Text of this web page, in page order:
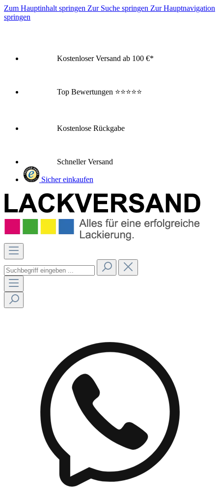
Zum Hauptinhalt springen Zur Suche springen Zur Hauptnavigation
springen
Kostenloser Versand ab 100 €*
Top Bewertungen ⭐⭐⭐⭐⭐
Kostenlose Rückgabe
Schneller Versand
Sicher einkaufen